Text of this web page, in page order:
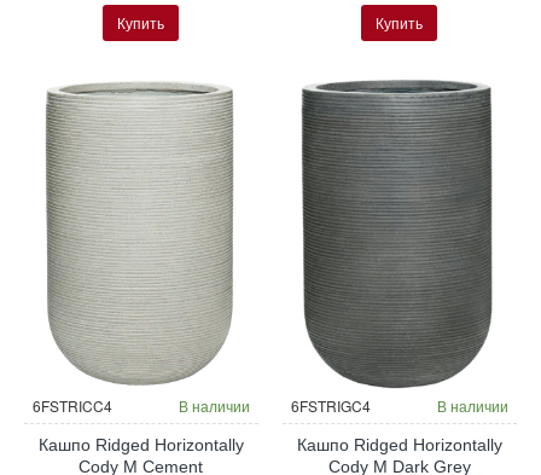
Купить Купить
6FSTRICC4 В наличии
Кашпо Ridged Horizontally
Cody M Cement
6FSTRIGC4 В наличии
Кашпо Ridged Horizontally
Cody M Dark Grey